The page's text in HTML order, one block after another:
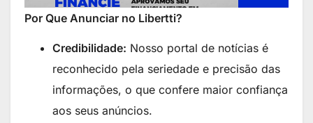
Por Que Anunciar no Libertti?
Credibilidade: Nosso portal de notícias é
reconhecido pela seriedade e precisão das
informações, o que confere maior confiança
aos seus anúncios.